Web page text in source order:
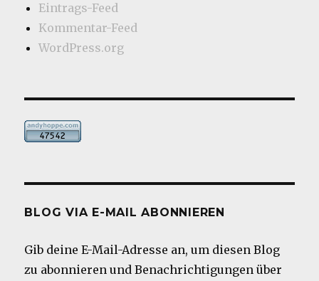
Eintrags-Feed
Kommentar-Feed
WordPress.org
BLOG VIA E-MAIL ABONNIEREN
Gib deine E-Mail-Adresse an, um diesen Blog
zu abonnieren und Benachrichtigungen über